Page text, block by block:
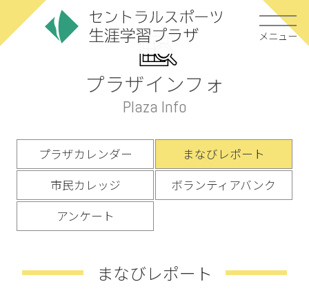
メニュー
プラザインフォ
Plaza Info
まなびレポート
プラザカレンダー
まなびレポート
市民カレッジ
ボランティアバンク
アンケート